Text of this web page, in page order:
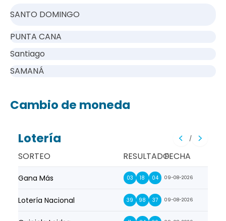
SANTO DOMINGO
PUNTA CANA
Santiago
SAMANÁ
Cambio de moneda
Lotería /
SORTEO RESULTADOFECHA
Gana Más 03 18 04 09-08-2026
Lotería Nacional 39 98 37 09-08-2026